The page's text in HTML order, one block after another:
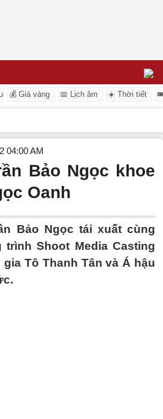
💰 Giá vàng 📅 Lịch âm ☀️ Thời tiết
04:00 AM
Bảo Ngọc khoe
Oanh
Bảo Ngọc tái xuất cùng
Shoot Media Casting
Tô Thanh Tân và Á hậu